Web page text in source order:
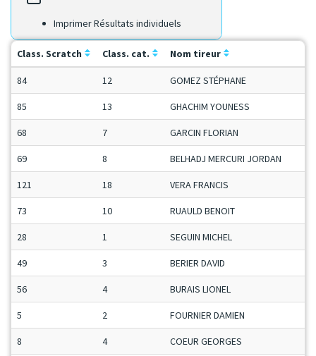
Imprimer Résultats individuels
Class. Scratch Class. cat. Nom tireur
84 12 GOMEZ STÉPHANE
85 13 GHACHIM YOUNESS
68 7 GARCIN FLORIAN
69 8 BELHADJ MERCURI JORDAN
121 18 VERA FRANCIS
73 10 RUAULD BENOIT
28 1 SEGUIN MICHEL
49 3 BERIER DAVID
56 4 BURAIS LIONEL
5 2 FOURNIER DAMIEN
8 4 COEUR GEORGES